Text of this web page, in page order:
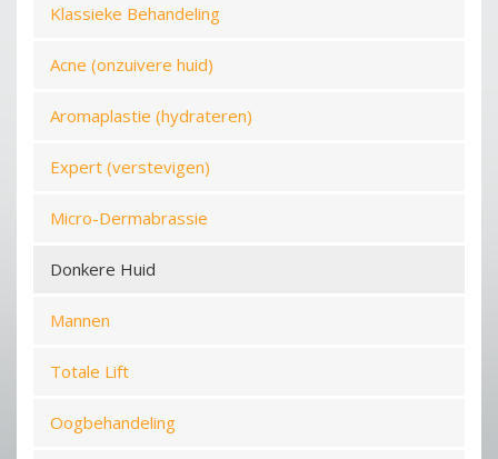
Klassieke Behandeling
Acne (onzuivere huid)
Aromaplastie (hydrateren)
Expert (verstevigen)
Micro-Dermabrassie
Donkere Huid
Mannen
Totale Lift
Oogbehandeling